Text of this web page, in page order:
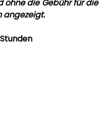
ohne die Gebühr für die
angezeigt.